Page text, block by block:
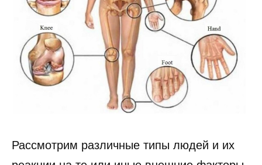
Рассмотрим различные типы людей и их